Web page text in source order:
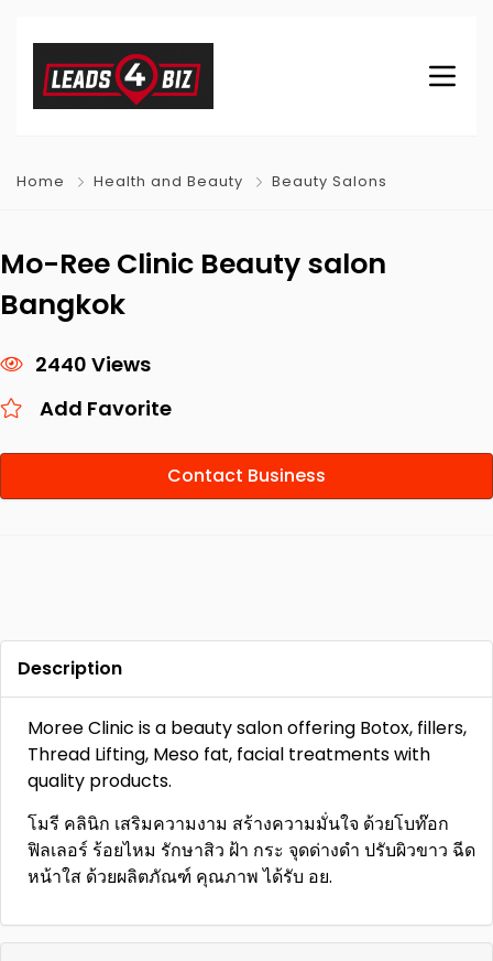
Home Health and Beauty Beauty Salons
Mo-Ree Clinic Beauty salon
Bangkok
2440 Views
Add Favorite
Contact Business
Description
Moree Clinic is a beauty salon offering Botox, fillers,
Thread Lifting, Meso fat, facial treatments with
quality products.
โมรี คลินิก เสริมความงาม สร้างความมั่นใจ ด้วยโบท๊อก
ฟิลเลอร์ ร้อยไหม รักษาสิว ฝ้า กระ จุดด่างดำ ปรับผิวขาว ฉีด
หน้าใส ด้วยผลิตภัณฑ์ คุณภาพ ได้รับ อย.